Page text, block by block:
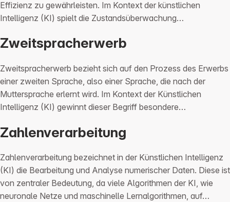
Effizienz zu gewährleisten. Im Kontext der künstlichen
Intelligenz (KI) spielt die Zustandsüberwachung…
Zweitspracherwerb
Zweitspracherwerb bezieht sich auf den Prozess des Erwerbs
einer zweiten Sprache, also einer Sprache, die nach der
Muttersprache erlernt wird. Im Kontext der Künstlichen
Intelligenz (KI) gewinnt dieser Begriff besondere…
Zahlenverarbeitung
Zahlenverarbeitung bezeichnet in der Künstlichen Intelligenz
(KI) die Bearbeitung und Analyse numerischer Daten. Diese ist
von zentraler Bedeutung, da viele Algorithmen der KI, wie
neuronale Netze und maschinelle Lernalgorithmen, auf…